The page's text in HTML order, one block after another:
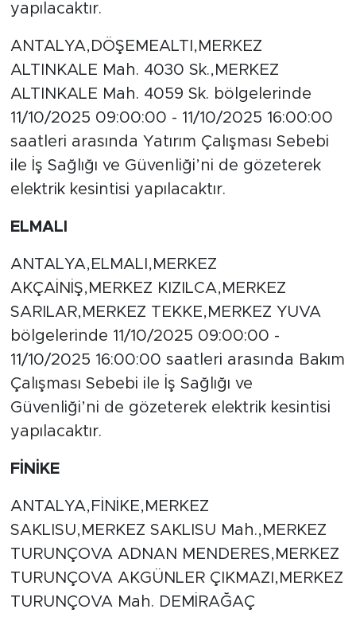
yapılacaktır.
ANTALYA,DÖŞEMEALTI,MERKEZ
ALTINKALE Mah. 4030 Sk.,MERKEZ
ALTINKALE Mah. 4059 Sk. bölgelerinde
11/10/2025 09:00:00 - 11/10/2025 16:00:00
saatleri arasında Yatırım Çalışması Sebebi
ile İş Sağlığı ve Güvenliği’ni de gözeterek
elektrik kesintisi yapılacaktır.
ELMALI
ANTALYA,ELMALI,MERKEZ
AKÇAİNİŞ,MERKEZ KIZILCA,MERKEZ
SARILAR,MERKEZ TEKKE,MERKEZ YUVA
bölgelerinde 11/10/2025 09:00:00 -
11/10/2025 16:00:00 saatleri arasında Bakım
Çalışması Sebebi ile İş Sağlığı ve
Güvenliği’ni de gözeterek elektrik kesintisi
yapılacaktır.
FİNİKE
ANTALYA,FİNİKE,MERKEZ
SAKLISU,MERKEZ SAKLISU Mah.,MERKEZ
TURUNÇOVA ADNAN MENDERES,MERKEZ
TURUNÇOVA AKGÜNLER ÇIKMAZI,MERKEZ
TURUNÇOVA Mah. DEMİRAĞAÇ